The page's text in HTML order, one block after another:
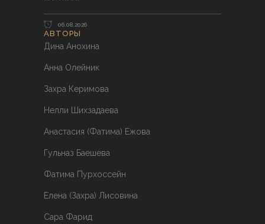
06.08.2026
АВТОРЫ
Дина Анохина
Анна Олейник
Захра Керимова
Нелли Шихзадаева
Анастасия (Фатима) Ежова
Гульназ Баешева
Фатима Пурхоссейн
Елена (Захра) Лисовина
Сара Фарид